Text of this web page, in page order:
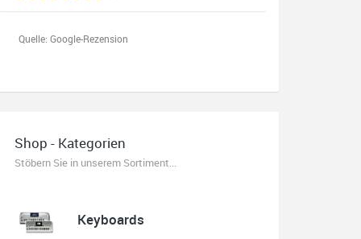
Quelle: Google-Rezension
Habe mir heute eine E-Gitarre und einen Amp gekauft.
Erstklassige Beratung vom Chef. Hier fühlt man sich
aufgehoben. Finger weg vom Internet. Kauft beim
Fachmann zu guten Konditionen. Es zahlt sich aus.
Shop - Kategorien
Stöbern Sie in unserem Sortiment...
Keyboards